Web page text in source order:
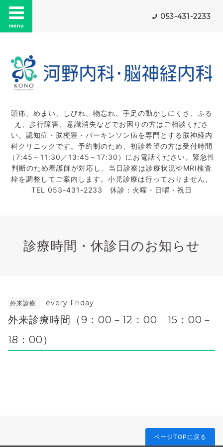
menu
053-431-2233
頭痛、めまい、しびれ、物忘れ、手足の動かしにくさ、ふる
え、歩行障害、意識消失などでお困りの方はご相談くださ
い。認知症・脳梗塞・パーキンソン病を専門とする脳神経内
科クリニックです。予約制のため、初診希望の方は受付時間
（7:45～11:30／13:45～17:30）にお電話ください。緊急性
判断のため看護師が対応し、当日診察は診療状況やMRI検査
枠を調整してご案内します。小児診療は行っておりません。
TEL 053-431-2233 休診：火曜・日曜・祝日
診療時間・休診日のお知らせ
外来診療 every Friday
外来診療時間（9：00－12：00 15：00－
18：00）
ページTOPに戻る